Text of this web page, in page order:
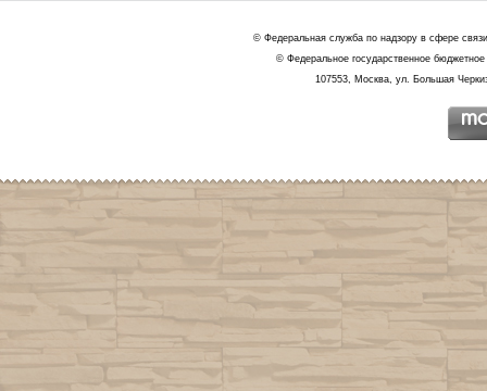
© Федеральная служба по надзору в сфере
© Федеральное государственное
107553, Москва, ул. Большая